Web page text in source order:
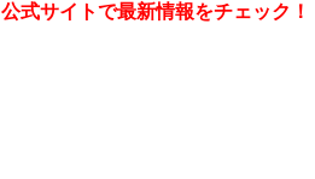
公式サイトで最新情報をチェック！